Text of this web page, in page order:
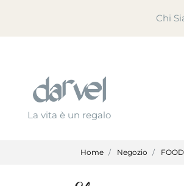
Chi
La vita è un regalo
Home Negozio